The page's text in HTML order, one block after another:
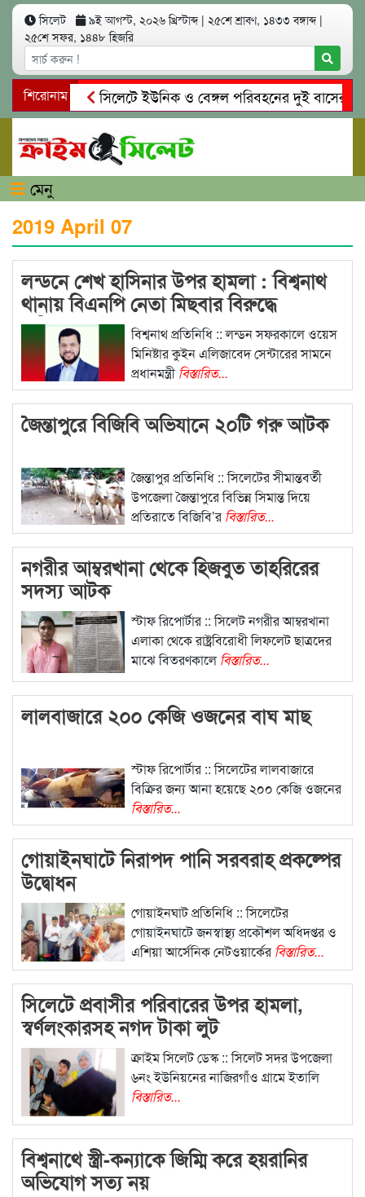
সিলেট ৯ই আগস্ট, ২০২৬ খ্রিস্টাব্দ | ২৫শে শ্রাবণ, ১৪৩৩ বঙ্গাব্দ |
২৫শে সফর, ১৪৪৮ হিজরি
শিরোনাম
সিলেটে ইউনিক ও বেঙ্গল পরিবহনের দুই বাসের
গোয়াইনঘাটে প্রেমের ফাঁদে তরুণী পাচার: মাদকাসক্ত
মেনু
2019 April 07
লন্ডনে শেখ হাসিনার উপর হামলা : বিশ্বনাথ
থানায় বিএনপি নেতা মিছবার বিরুদ্ধে
অভিযোগ
বিশ্বনাথ প্রতিনিধি :: লন্ডন সফরকালে ওয়েস
মিনিষ্টার কুইন এলিজাবেদ সেন্টারের সামনে
প্রধানমন্ত্রীবিস্তারিত...
জৈন্তাপুরে বিজিবি অভিযানে ২০টি গরু আটক
জৈন্তাপুর প্রতিনিধি :: সিলেটের সীমান্তবর্তী
উপজেলা জৈন্তাপুরে বিভিন্ন সিমান্ত দিয়ে
প্রতিরাতে বিজিবি’র বিস্তারিত...
নগরীর আম্বরখানা থেকে হিজবুত তাহরিরের
সদস্য আটক
স্টাফ রিপোর্টার :: সিলেট নগরীর আম্বরখানা
এলাকা থেকে রাষ্ট্রবিরোধী লিফলেট ছাত্রদের
মাঝে বিতরণকালেবিস্তারিত...
লালবাজারে ২০০ কেজি ওজনের বাঘ মাছ
স্টাফ রিপোর্টার :: সিলেটের লালবাজারে
বিক্রির জন্য আনা হয়েছে ২০০ কেজি ওজনের
বিস্তারিত...
গোয়াইনঘাটে নিরাপদ পানি সরবরাহ প্রকল্পের
উদ্বোধন
গোয়াইনঘাট প্রতিনিধি :: সিলেটের
গোয়াইনঘাটে জনস্বাস্থ্য প্রকৌশল অধিদপ্তর ও
এশিয়া আর্সেনিক নেটওয়ার্কের বিস্তারিত...
সিলেটে প্রবাসীর পরিবারের উপর হামলা,
স্বর্ণলংকারসহ নগদ টাকা লুট
ক্রাইম সিলেট ডেস্ক :: সিলেট সদর উপজেলা
৬নং ইউনিয়নের নাজিরগাঁও গ্রামে ইতালি
বিস্তারিত...
বিশ্বনাথে স্ত্রী-কন্যাকে জিম্মি করে হয়রানির
অভিযোগ সত্য নয়